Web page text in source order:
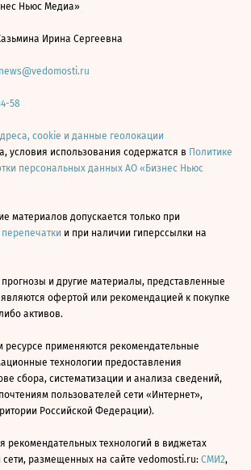
Ньюс Медиа»
Ирина Сергеевна
news@vedomosti.ru
58
cookie и данные геолокации
условия использования содержатся в Политике
персональных данных АО «Бизнес Ньюс
материалов допускается только при
и при наличии гиперссылки на
прогнозы и другие материалы, представленные
офертой или рекомендацией к покупке
активов.
применяются рекомендательные
технологии предоставления
сбора, систематизации и анализа сведений,
пользователей сети «Интернет»,
Российской Федерации).
рекомендательных технологий в виджетах
размещенных на сайте vedomosti.ru: СМИ2,